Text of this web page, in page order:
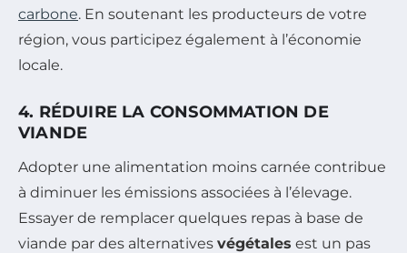
carbone. En soutenant les producteurs de votre
région, vous participez également à l’économie
locale.
4. RÉDUIRE LA CONSOMMATION DE
VIANDE
Adopter une alimentation moins carnée contribue
à diminuer les émissions associées à l’élevage.
Essayer de remplacer quelques repas à base de
viande par des alternatives végétales est un pas